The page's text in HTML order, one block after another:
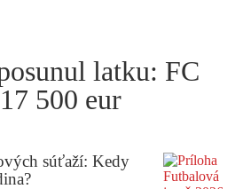
latku: FC
500 eur
súťaží: Kedy